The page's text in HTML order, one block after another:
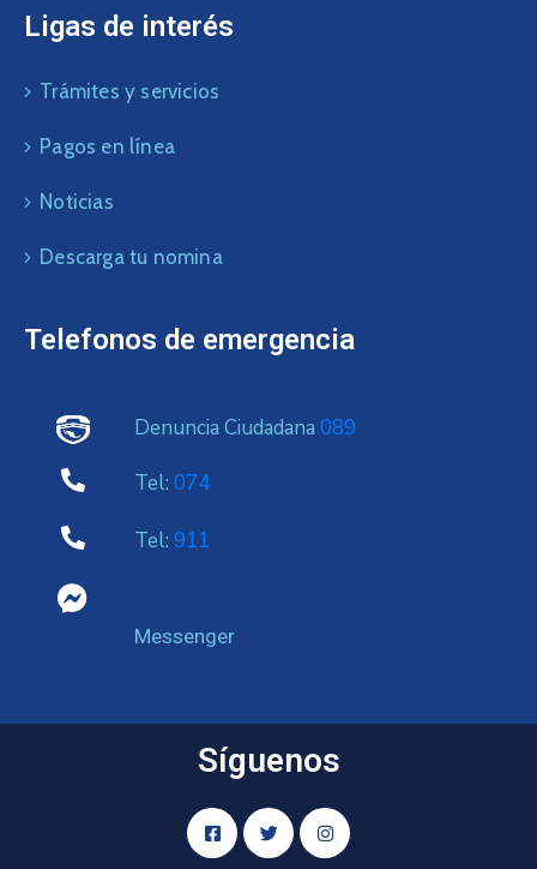
Ligas de interés
Trámites y servicios
Pagos en línea
Noticias
Descarga tu nomina
Telefonos de emergencia
Denuncia Ciudadana 089
Tel: 074
Tel: 911
Messenger
Síguenos